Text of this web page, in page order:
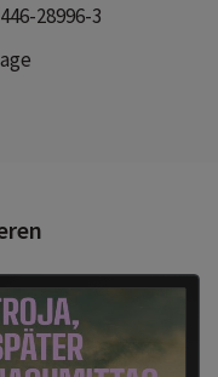
28996-3